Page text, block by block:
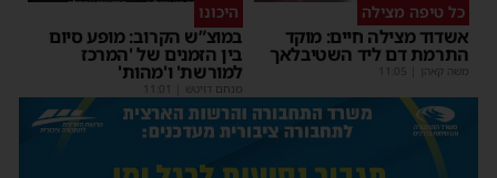
כל טיפה מצילה
אשדוד מצילה חיים: מוקד
התרמת דם ליד השטיבלאך
משה קאהן 11:05
היכונו
במוצ”ש הקרוב: מופע סיום
בין הזמנים של 'המרכז
למורשת' ו'מהות'
מנחם דויטש 11:01